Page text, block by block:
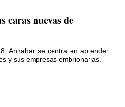
caras nuevas de
Annahar se centra en aprender
y sus empresas embrionarias.